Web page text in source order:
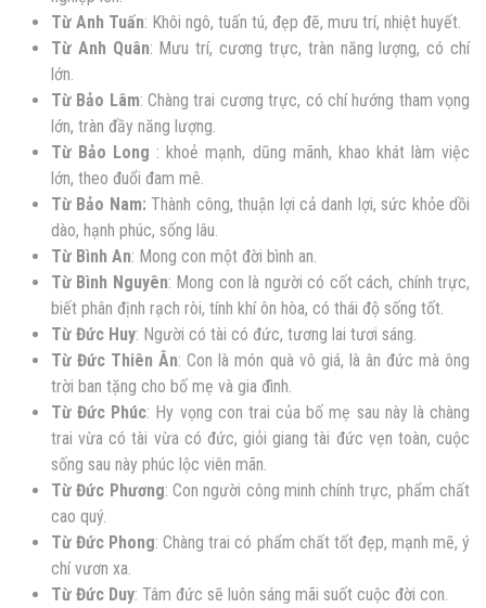
Từ Anh Tuấn: Khôi ngô, tuấn tú, đẹp đẽ, mưu trí, nhiệt huyết.
Từ Anh Quân: Mưu trí, cương trực, tràn năng lượng, có chí
lớn.
Từ Bảo Lâm: Chàng trai cương trực, có chí hướng tham vọng
lớn, tràn đầy năng lượng.
Từ Bảo Long : khoẻ mạnh, dũng mãnh, khao khát làm việc
lớn, theo đuổi đam mê.
Từ Bảo Nam: Thành công, thuận lợi cả danh lợi, sức khỏe dồi
dào, hạnh phúc, sống lâu.
Từ Bình An: Mong con một đời bình an.
Từ Bình Nguyên: Mong con là người có cốt cách, chính trực,
biết phân định rạch ròi, tính khí ôn hòa, có thái độ sống tốt.
Từ Đức Huy: Người có tài có đức, tương lai tươi sáng.
Từ Đức Thiên Ân: Con là món quà vô giá, là ân đức mà ông
trời ban tặng cho bố mẹ và gia đình.
Từ Đức Phúc: Hy vọng con trai của bố mẹ sau này là chàng
trai vừa có tài vừa có đức, giỏi giang tài đức vẹn toàn, cuộc
sống sau này phúc lộc viên mãn.
Từ Đức Phương: Con người công minh chính trực, phẩm chất
cao quý.
Từ Đức Phong: Chàng trai có phẩm chất tốt đẹp, mạnh mẽ, ý
chí vươn xa.
Từ Đức Duy: Tâm đức sẽ luôn sáng mãi suốt cuộc đời con.